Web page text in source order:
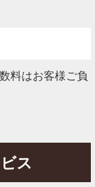
料はお客様ご負
ス